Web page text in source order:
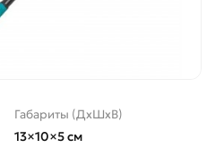
Габариты (ДхШхВ)
13×10×5 см